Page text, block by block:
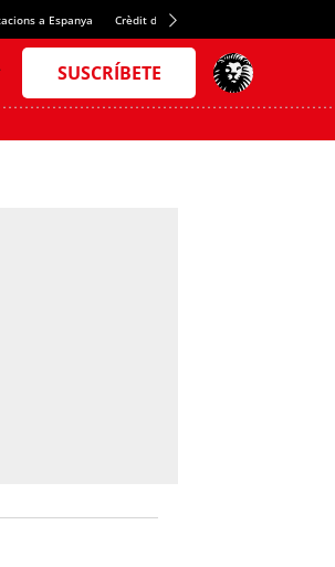
a Espanya Crèdit del Spotify Camp Nou